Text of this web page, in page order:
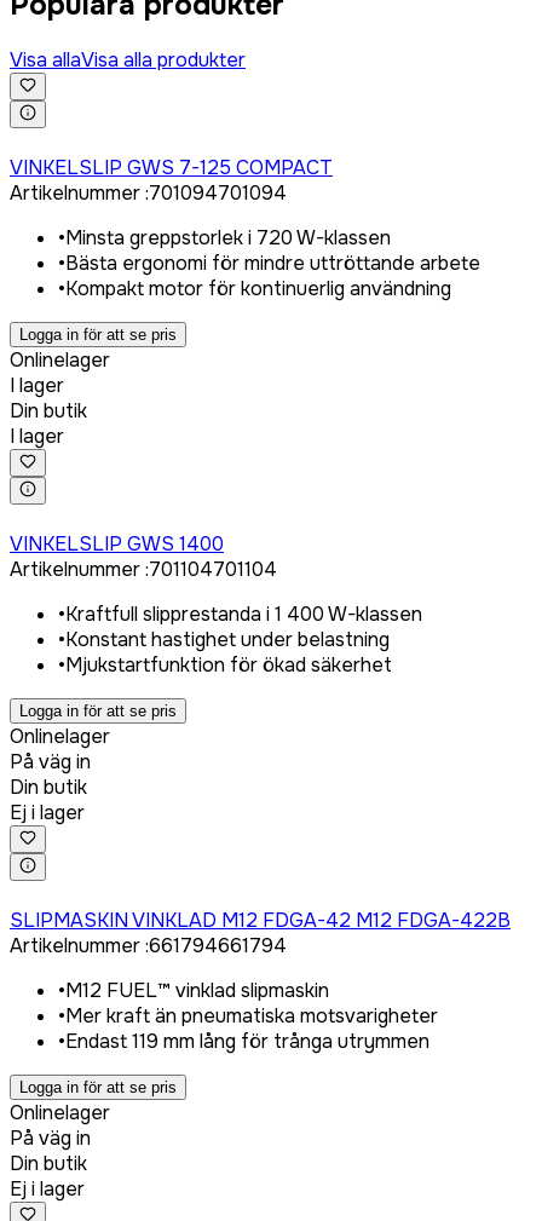
Visa allaVisa alla produkter
VINKELSLIP GWS 7-125 COMPACT
Artikelnummer:701094701094
•Minsta greppstorlek i 720 W-klassen
•Bästa ergonomi för mindre uttröttande arbete
•Kompakt motor för kontinuerlig användning
Logga in för att se pris
Onlinelager
I lager
Din butik
I lager
VINKELSLIP GWS 1400
Artikelnummer:701104701104
•Kraftfull slipprestanda i 1 400 W-klassen
•Konstant hastighet under belastning
•Mjukstartfunktion för ökad säkerhet
Logga in för att se pris
Onlinelager
På väg in
Din butik
Ej i lager
SLIPMASKIN VINKLAD M12 FDGA-42 M12 FDGA-422B
Artikelnummer:661794661794
•M12 FUEL™ vinklad slipmaskin
•Mer kraft än pneumatiska motsvarigheter
•Endast 119 mm lång för trånga utrymmen
Logga in för att se pris
Onlinelager
På väg in
Din butik
Ej i lager